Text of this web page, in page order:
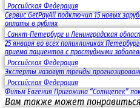
Российская Федерация
Сервис GetPayAll подключил 15 новых
оплаты в рублях
Санкт-Петербург и Ленинградская
25 января во всех поликлиниках
приема пациентов с простудными
Российская Федерация
Эксперты назовут тренды
Российская Федерация
Фильм Евгения Пригожина “Солнцепек”
Вам также может понравиться